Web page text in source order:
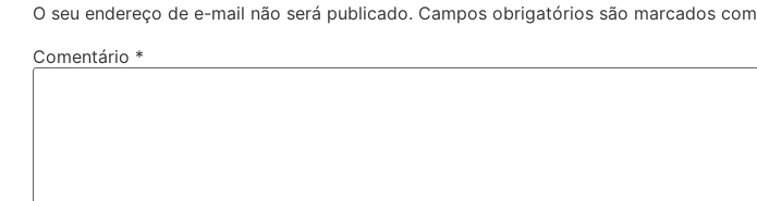
O seu endereço de e-mail não será publicado. Campos obrigatórios são marcados com
Comentário *